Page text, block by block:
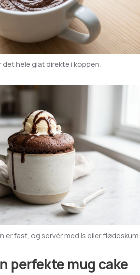
det hele glat direkte i koppen.
er fast, og servér med is eller flødeskum.
perfekte mug cake